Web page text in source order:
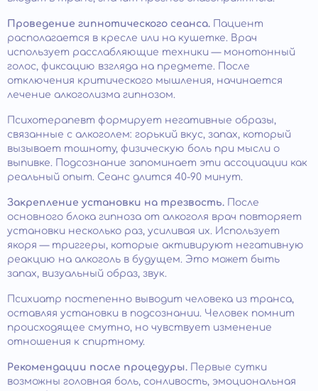
Проведение гипнотического сеанса.
Пациент
располагается в кресле или на кушетке. Врач
использует расслабляющие техники — монотонный
голос, фиксацию взгляда на предмете. После
отключения критического мышления, начинается
лечение алкоголизма гипнозом.
Психотерапевт формирует негативные образы,
связанные с алкоголем: горький вкус, запах, который
вызывает тошноту, физическую боль при мысли о
выпивке. Подсознание запоминает эти ассоциации как
реальный опыт. Сеанс длится 40-90 минут.
Закрепление установки на трезвость.
После
основного блока гипноза от алкоголя врач повторяет
установки несколько раз, усиливая их. Использует
якоря — триггеры, которые активируют негативную
реакцию на алкоголь в будущем. Это может быть
запах, визуальный образ, звук.
Психиатр постепенно выводит человека из транса,
оставляя установки в подсознании. Человек помнит
происходящее смутно, но чувствует изменение
отношения к спиртному.
Рекомендации после процедуры.
Первые сутки
возможны головная боль, сонливость, эмоциональная